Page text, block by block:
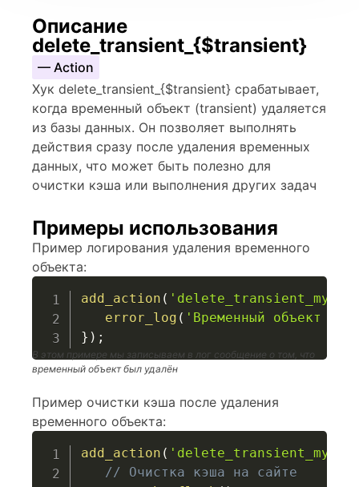
Описание
delete_transient_{$transient}
— Action
Хук delete_transient_{$transient} срабатывает,
когда временный объект (transient) удаляется
из базы данных. Он позволяет выполнять
действия сразу после удаления временных
данных, что может быть полезно для
очистки кэша или выполнения других задач
Примеры использования
Пример логирования удаления временного
объекта:
add_action (
error_log ( 'Временный объект '
} ) ;
В этом примере мы записываем в лог сообщение о том, что
временный объект был удалён
Пример очистки кэша после удаления
временного объекта:
add_action (
// Очистка кэша на сайте